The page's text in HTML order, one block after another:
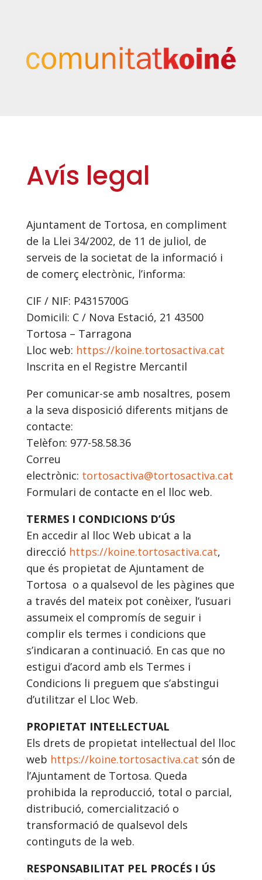
Avís legal
Ajuntament de Tortosa, en compliment
de la Llei 34/2002, de 11 de juliol, de
serveis de la societat de la informació i
de comerç electrònic, l’informa:
CIF / NIF: P4315700G
Domicili: C / Nova Estació, 21 43500
Tortosa – Tarragona
Lloc web: https://koine.tortosactiva.cat
Inscrita en el Registre Mercantil
Per comunicar-se amb nosaltres, posem
a la seva disposició diferents mitjans de
contacte:
Telèfon: 977-58.58.36
Correu
electrònic: tortosactiva@tortosactiva.cat
Formulari de contacte en el lloc web.
TERMES I CONDICIONS D’ÚS
En accedir al lloc Web ubicat a la
direcció https://koine.tortosactiva.cat,
que és propietat de Ajuntament de
Tortosa o a qualsevol de les pàgines que
a través del mateix pot conèixer, l’usuari
assumeix el compromís de seguir i
complir els termes i condicions que
s’indicaran a continuació. En cas que no
estigui d’acord amb els Termes i
Condicions li preguem que s’abstingui
d’utilitzar el Lloc Web.
PROPIETAT INTEL·LECTUAL
Els drets de propietat intel·lectual del lloc
web https://koine.tortosactiva.cat són de
l’Ajuntament de Tortosa. Queda
prohibida la reproducció, total o parcial,
distribució, comercialització o
transformació de qualsevol dels
continguts de la web.
RESPONSABILITAT PEL PROCÉS I ÚS